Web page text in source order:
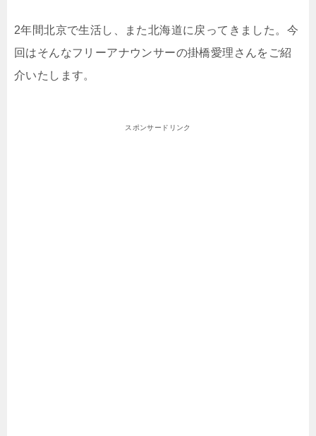
2年間北京で生活し、また北海道に戻ってきました。今
回はそんなフリーアナウンサーの掛橋愛理さんをご紹
介いたします。
スポンサードリンク